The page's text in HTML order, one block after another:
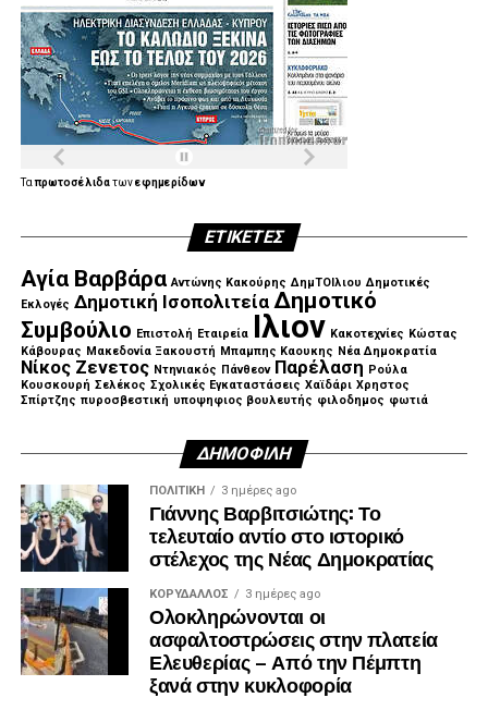
Ταπρωτοσέλιδατωνεφημερίδων
ΕΤΙΚΈΤΕΣ
Αγία Βαρβάρα Αντώνης Κακούρης ΔημΤΟΙλιου Δημοτικές
Εκλογές Δημοτική Ισοπολιτεία Δημοτικό
Συμβούλιο Επιστολή Εταιρεία Ιλιον Κακοτεχνίες Κώστας
Κάβουρας Μακεδονία Ξακουστή Μπαμπης Καουκης Νέα Δημοκρατία
Νίκος Ζενετος Ντηνιακός Πάνθεον Παρέλαση Ρούλα
Κουσκουρή Σελέκος Σχολικές Εγκαταστάσεις Χαϊδάρι Χρηστος
Σπίρτζης πυροσβεστική υποψηφιος βουλευτής φιλοδημος φωτιά
ΔΗΜΟΦΙΛΉ
ΠΟΛΙΤΙΚΉ 3 ημέρες ago
Γιάννης Βαρβιτσιώτης: Το
τελευταίο αντίο στο ιστορικό
στέλεχος της Νέας Δημοκρατίας
ΚΟΡΥΔΑΛΛΟΣ 3 ημέρες ago
Ολοκληρώνονται οι
ασφαλτοστρώσεις στην πλατεία
Ελευθερίας – Από την Πέμπτη
ξανά στην κυκλοφορία